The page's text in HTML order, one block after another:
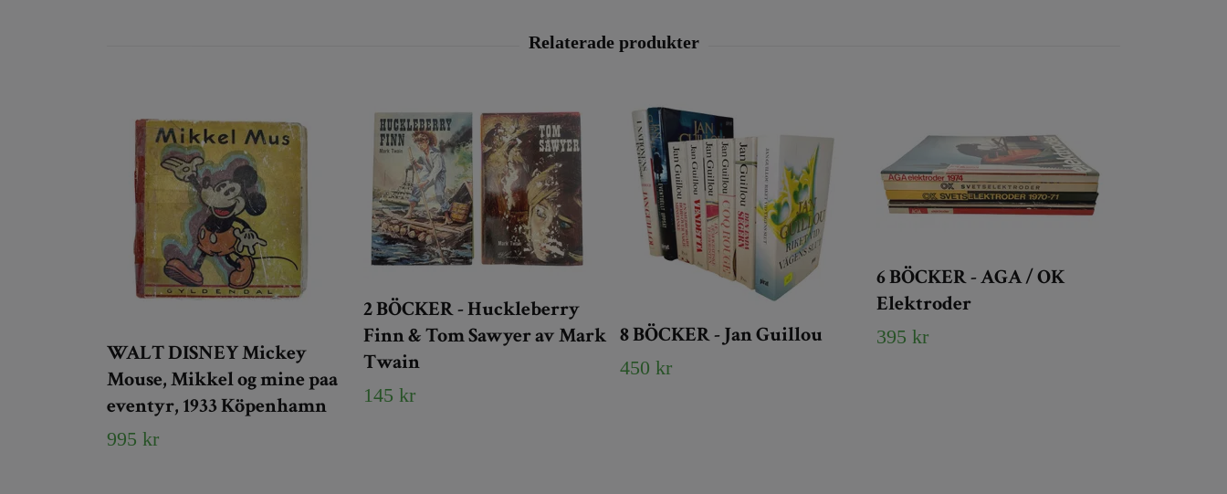
WALT DISNEY Mickey
Mouse, Mikkel og mine paa
eventyr, 1933 Köpenhamn
995 kr
2 BÖCKER - Huckleberry
Finn & Tom Sawyer av Mark
Twain
145 kr
8 BÖCKER - Jan Guillou
450 kr
6 BÖCKER - AGA / OK
Elektroder
395 kr